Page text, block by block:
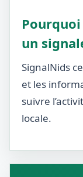
un
SignalNids
et les
suivre
locale.